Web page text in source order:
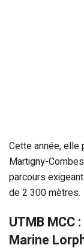
Cette année, elle
Martigny-
parcours
de 2 300 mètres.
UTMB MCC
Marine